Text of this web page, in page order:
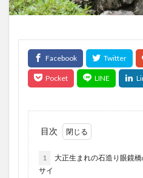
目次
1
大正生まれの石造り眼鏡
サイ